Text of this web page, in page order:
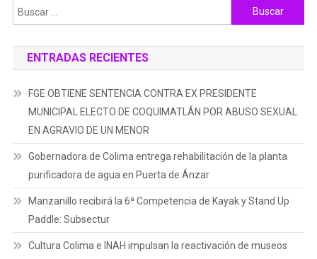
Buscar:
ENTRADAS RECIENTES
FGE OBTIENE SENTENCIA CONTRA EX PRESIDENTE
MUNICIPAL ELECTO DE COQUIMATLÁN POR ABUSO SEXUAL
EN AGRAVIO DE UN MENOR
Gobernadora de Colima entrega rehabilitación de la planta
purificadora de agua en Puerta de Ánzar
Manzanillo recibirá la 6ª Competencia de Kayak y Stand Up
Paddle: Subsectur
Cultura Colima e INAH impulsan la reactivación de museos